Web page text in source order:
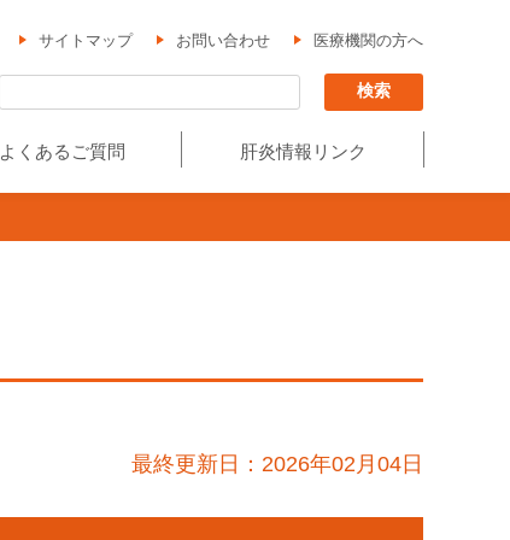
サイトマップ お問い合わせ 医療機関の方へ
よくあるご質問 肝炎情報リンク
最終更新日：2026年02月04日